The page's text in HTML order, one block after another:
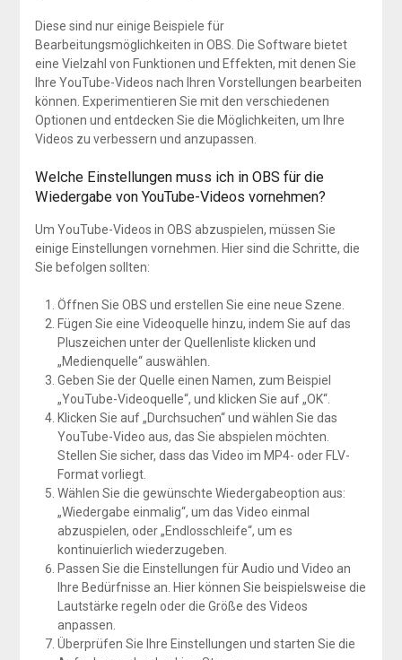
Diese sind nur einige Beispiele für
Bearbeitungsmöglichkeiten in OBS. Die Software bietet
eine Vielzahl von Funktionen und Effekten, mit denen Sie
Ihre YouTube-Videos nach Ihren Vorstellungen bearbeiten
können. Experimentieren Sie mit den verschiedenen
Optionen und entdecken Sie die Möglichkeiten, um Ihre
Videos zu verbessern und anzupassen.
Welche Einstellungen muss ich in OBS für die
Wiedergabe von YouTube-Videos vornehmen?
Um YouTube-Videos in OBS abzuspielen, müssen Sie
einige Einstellungen vornehmen. Hier sind die Schritte, die
Sie befolgen sollten:
Öffnen Sie OBS und erstellen Sie eine neue Szene.
Fügen Sie eine Videoquelle hinzu, indem Sie auf das
Pluszeichen unter der Quellenliste klicken und
„Medienquelle“ auswählen.
Geben Sie der Quelle einen Namen, zum Beispiel
„YouTube-Videoquelle“, und klicken Sie auf „OK“.
Klicken Sie auf „Durchsuchen“ und wählen Sie das
YouTube-Video aus, das Sie abspielen möchten.
Stellen Sie sicher, dass das Video im MP4- oder FLV-
Format vorliegt.
Wählen Sie die gewünschte Wiedergabeoption aus:
„Wiedergabe einmalig“, um das Video einmal
abzuspielen, oder „Endlosschleife“, um es
kontinuierlich wiederzugeben.
Passen Sie die Einstellungen für Audio und Video an
Ihre Bedürfnisse an. Hier können Sie beispielsweise die
Lautstärke regeln oder die Größe des Videos
anpassen.
Überprüfen Sie Ihre Einstellungen und starten Sie die